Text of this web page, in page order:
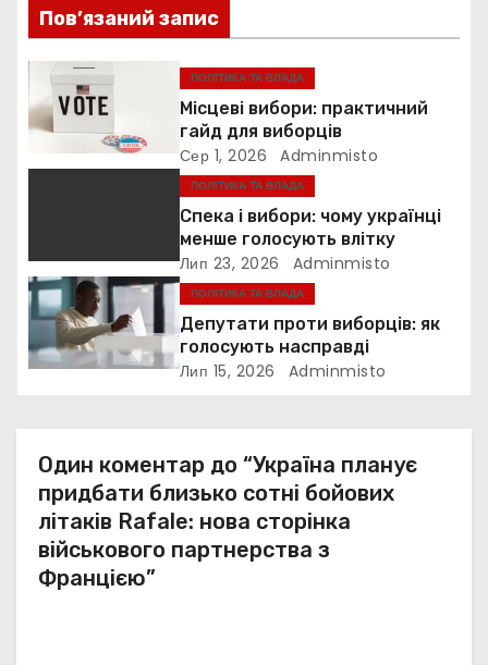
я
з
а
п
с
і
в
Пов’язаний запис
ПОЛІТИКА ТА ВЛАДА
Місцеві вибори: практичний
гайд для виборців
Сер 1, 2026 Adminmisto
ПОЛІТИКА ТА ВЛАДА
Спека і вибори: чому українці
менше голосують влітку
Лип 23, 2026 Adminmisto
ПОЛІТИКА ТА ВЛАДА
Депутати проти виборців: як
голосують насправді
Лип 15, 2026 Adminmisto
Один коментар до “Україна планує
придбати близько сотні бойових
літаків Rafale: нова сторінка
військового партнерства з
Францією”